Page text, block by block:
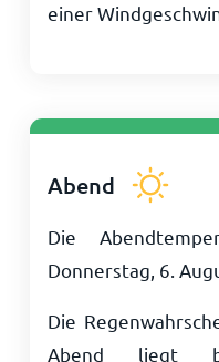
einer
Abend
Die
Donnerstag, 6.
Die
Abend liegt